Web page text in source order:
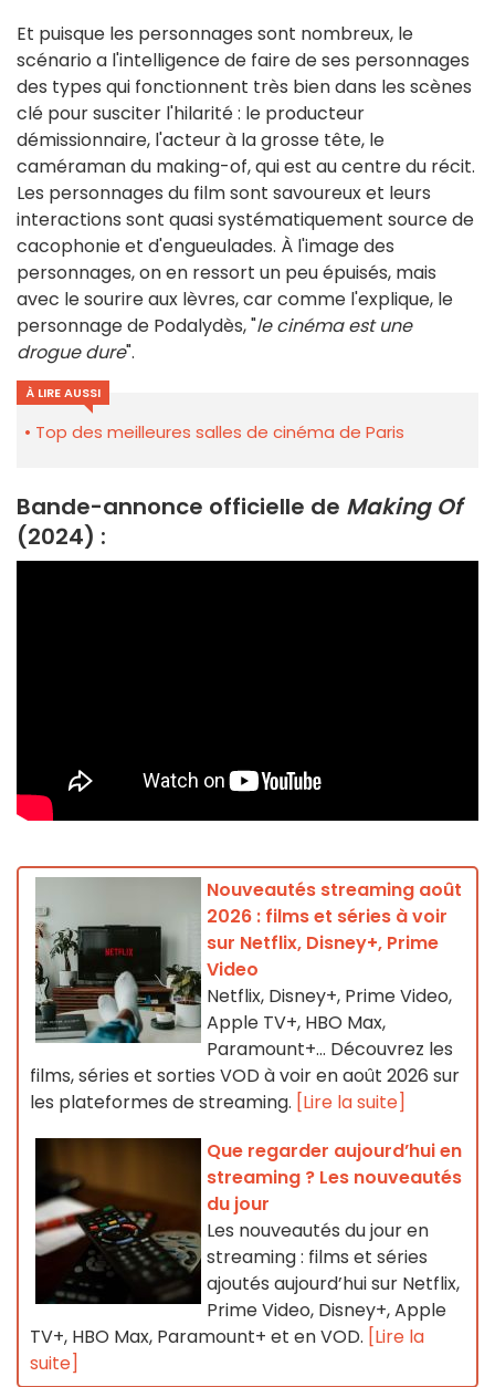
Et puisque les personnages sont nombreux, le
scénario a l'intelligence de faire de ses personnages
des types qui fonctionnent très bien dans les scènes
clé pour susciter l'hilarité : le producteur
démissionnaire, l'acteur à la grosse tête, le
caméraman du making-of, qui est au centre du récit.
Les personnages du film sont savoureux et leurs
interactions sont quasi systématiquement source de
cacophonie et d'engueulades. À l'image des
personnages, on en ressort un peu épuisés, mais
avec le sourire aux lèvres, car comme l'explique, le
personnage de Podalydès, "le cinéma est une
drogue dure".
À LIRE AUSSI
Top des meilleures salles de cinéma de Paris
Bande-annonce officielle de Making Of
(2024) :
Nouveautés streaming août
2026 : films et séries à voir
sur Netflix, Disney+, Prime
Video
Netflix, Disney+, Prime Video,
Apple TV+, HBO Max,
Paramount+… Découvrez les
films, séries et sorties VOD à voir en août 2026 sur
les plateformes de streaming. [Lire la suite]
Que regarder aujourd’hui en
streaming ? Les nouveautés
du jour
Les nouveautés du jour en
streaming : films et séries
ajoutés aujourd’hui sur Netflix,
Prime Video, Disney+, Apple
TV+, HBO Max, Paramount+ et en VOD. [Lire la
suite]